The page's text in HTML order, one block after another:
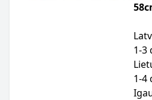
1-3
1-4